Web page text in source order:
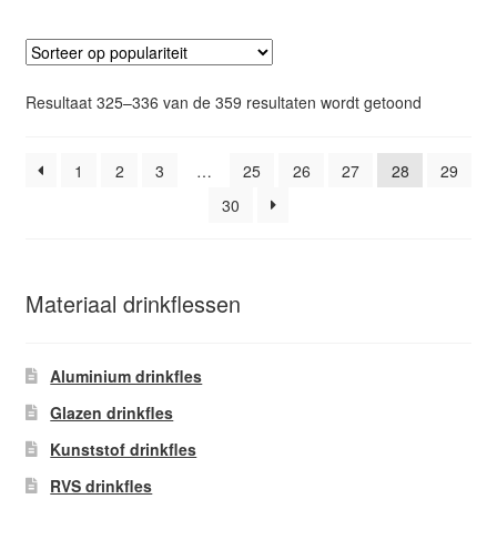
kan
worden
Resultaat 325–336 van de 359 resultaten wordt getoond
populariteit
1
2 3 … 25 26 27 28
29
30
Materiaal drinkflessen
Aluminium drinkfles
Glazen drinkfles
Kunststof drinkfles
RVS drinkfles